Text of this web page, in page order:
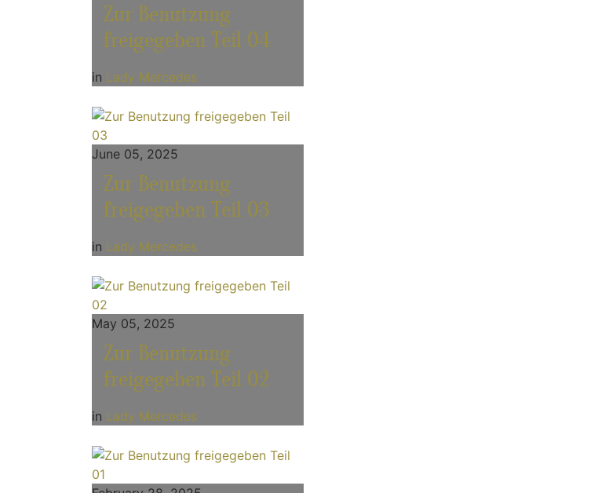
Zur Benutzung
freigegeben Teil 04
in Lady Mercedes
June 05, 2025
Zur Benutzung
freigegeben Teil 03
in Lady Mercedes
May 05, 2025
Zur Benutzung
freigegeben Teil 02
in Lady Mercedes